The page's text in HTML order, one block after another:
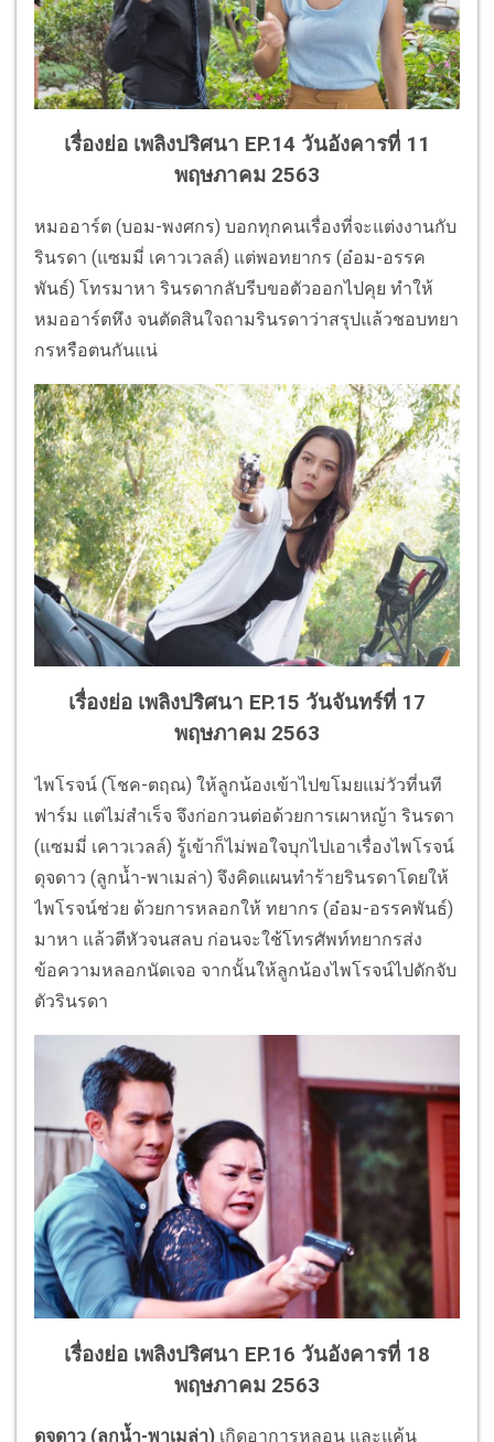
เรื่องย่อ เพลิงปริศนา EP.14 วันอังคารที่ 11
พฤษภาคม 2563
หมออาร์ต (บอม-พงศกร) บอกทุกคนเรื่องที่จะแต่งงานกับ
รินรดา (แซมมี่ เคาวเวลล์) แต่พอทยากร (อ๋อม-อรรค
พันธ์) โทรมาหา รินรดากลับรีบขอตัวออกไปคุย ทำให้
หมออาร์ตหึง จนตัดสินใจถามรินรดาว่าสรุปแล้วชอบทยา
กรหรือตนกันแน่
เรื่องย่อ เพลิงปริศนา EP.15 วันจันทร์ที่ 17
พฤษภาคม 2563
ไพโรจน์ (โชค-ตฤณ) ให้ลูกน้องเข้าไปขโมยแม่วัวที่นที
ฟาร์ม แต่ไม่สำเร็จ จึงก่อกวนต่อด้วยการเผาหญ้า รินรดา
(แซมมี่ เคาวเวลล์) รู้เข้าก็ไม่พอใจบุกไปเอาเรื่องไพโรจน์
ดุจดาว (ลูกน้ำ-พาเมล่า) จึงคิดแผนทำร้ายรินรดาโดยให้
ไพโรจน์ช่วย ด้วยการหลอกให้ ทยากร (อ๋อม-อรรคพันธ์)
มาหา แล้วตีหัวจนสลบ ก่อนจะใช้โทรศัพท์ทยากรส่ง
ข้อความหลอกนัดเจอ จากนั้นให้ลูกน้องไพโรจน์ไปดักจับ
ตัวรินรดา
เรื่องย่อ เพลิงปริศนา EP.16 วันอังคารที่ 18
พฤษภาคม 2563
ดุจดาว (ลูกน้ำ-พาเมล่า) เกิดอาการหลอน และแค้น